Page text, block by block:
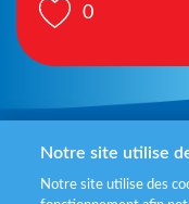
0
Politiques
Notre site utilise
Notre site utilise des